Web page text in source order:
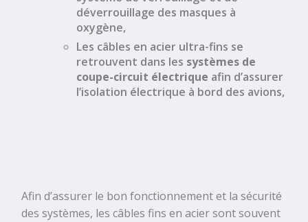
Afin d’assurer le bon fonctionnement et la sécurité
des systèmes, les câbles fins en aciersont souvent
déverrouillage des masques à
oxygène,
Les câbles en acier ultra-fins se
retrouvent dans les systèmes de
coupe-circuit électrique afin d’assurer
l’isolation électrique à bord des avions,